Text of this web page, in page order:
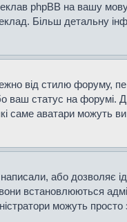
phpBB на вашу
Більш детальну
від стилю форуму,
ваш статус на
саме аватари
або дозволяє
встановлюються
можуть